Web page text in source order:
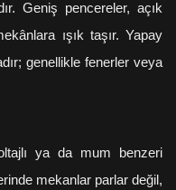
Geniş pencereler, açık
ışık taşır. Yapay
genellikle fenerler veya
ya da mum benzeri
mekanlar parlar değil,